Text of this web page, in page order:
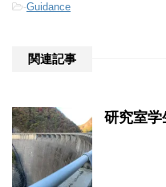
-Guidance
関連記事
研究室学